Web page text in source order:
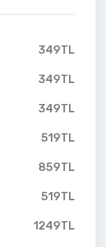
349TL
349TL
349TL
519TL
859TL
519TL
1249TL